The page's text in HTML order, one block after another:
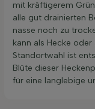
mit kräftigerem
alle gut drainierten
nasse noch zu
kann als Hecke
Standortwahl ist
Blüte dieser
für eine langlebige